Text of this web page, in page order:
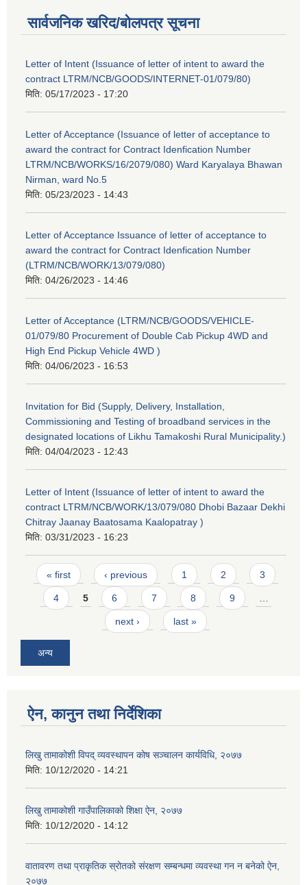
सार्वजनिक खरिद/बोलपत्र सूचना
Letter of Intent (Issuance of letter of intent to award the
contract LTRM/NCB/GOODS/INTERNET-01/079/80)
मिति: 05/17/2023 - 17:20
Letter of Acceptance (Issuance of letter of acceptance to
award the contract for Contract Idenfication Number
LTRM/NCB/WORKS/16/2079/080) Ward Karyalaya Bhawan
Nirman, ward No.5
मिति: 05/23/2023 - 14:43
Letter of Acceptance Issuance of letter of acceptance to
award the contract for Contract Idenfication Number
(LTRM/NCB/WORK/13/079/080)
मिति: 04/26/2023 - 14:46
Letter of Acceptance (LTRM/NCB/GOODS/VEHICLE-
01/079/80 Procurement of Double Cab Pickup 4WD and
High End Pickup Vehicle 4WD )
मिति: 04/06/2023 - 16:53
Invitation for Bid (Supply, Delivery, Installation,
Commissioning and Testing of broadband services in the
designated locations of Likhu Tamakoshi Rural Municipality.)
मिति: 04/04/2023 - 12:43
Letter of Intent (Issuance of letter of intent to award the
contract LTRM/NCB/WORK/13/079/080 Dhobi Bazaar Dekhi
Chitray Jaanay Baatosama Kaalopatray )
मिति: 03/31/2023 - 16:23
Pages
« first ‹ previous 1 2 3
4 5 6 7 8 9
next › last »
अन्य
ऐन, कानुन तथा निर्देशिका
लिखु तामाकोशी विपद् व्यवस्थापन कोष सञ्चालन कार्यविधि, २०७७
मिति: 10/12/2020 - 14:21
लिखु तामाकोशी गाउँपालिकाको शिक्षा ऐन, २०७७
मिति: 10/12/2020 - 14:12
वातावरण तथा प्राकृतिक स्रोतको संरक्षण सम्बन्धमा व्यवस्था गन न बनेको ऐन,
२०७७